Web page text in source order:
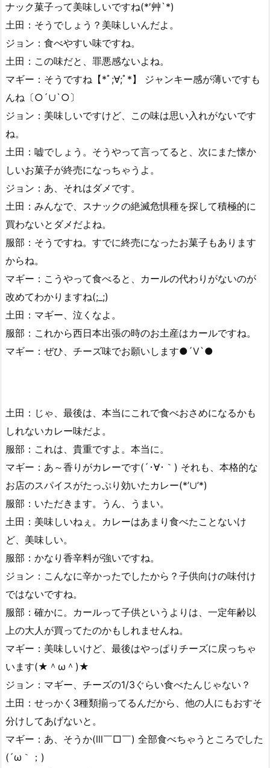
ナック菓子って美味しいですね(*′艸`*)
土田：そうでしょう？美味しいんだよ。
ジョン：食べやすい味ですね。
土田：この味だと、罪悪感ないよね。
マギー：そうですね【*ﾟ;∀;ﾟ*】 ジャンキー感が薄いですも
んね〔○´∪`○〕
ジョン：美味しいですけど、この味は思い入れがないです
ね。
土田：嘘でしょう。そうやって言ってると、次にまた懐か
しいお菓子が終売になっちゃうよ。
ジョン：あ、それはダメです。
土田：みんなで、スナックの絶滅危惧種を探して積極的に
買わないとダメだよね。
服部：そうですね。すでに終売になったお菓子もあります
からね。
マギー：こうやって食べると、カールの代わりがないのが
改めてわかりますね(;_;)
土田：マギー、泣くなよ。
服部：これから西日本出張の時のお土産はカールですね。
マギー：ぜひ、チーズ味でお願いします●´Ⅴ`●
土田：じゃ、最後は、本当にこれで食べおさめになるかも
しれないカレー味だよ。
服部：これは、貴重ですよ。本当に。
マギー：あ～香りがカレーです(´･∀･｀) それも、本格的な
お店のスパイスがたっぷり効いたカレー(*’∪’*)
服部：いただきます。うん、うまい。
土田：美味しいねぇ。カレーはあまり食べたことないけ
ど、美味しい。
服部：かなり香辛料が強いですね。
ジョン：こんなに辛かったでしたから？子供向けの味付け
ではないですね。
服部：確かに。カールって子供というよりは、一定年齢以
上の大人が買ってたのかもしれませんね。
マギー：美味しいけど、最後はやっぱりチーズに戻っちゃ
います(★＾ω＾)★
ジョン：マギー、チーズの1/3ぐらい食べたんじゃない？
土田：せっかく3種類揃ってるんだから、他の人にもおすそ
分けしてあげないと。
マギー：あ、そうか(lll￣□￣) 全部食べちゃうところでした
(´ω｀；)